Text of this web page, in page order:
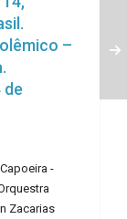
–
de
-
Zacarias